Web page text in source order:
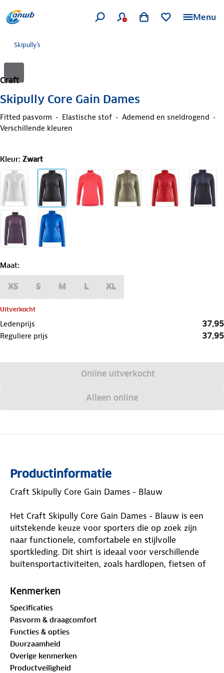
Menu
Skipully's
Craft
Skipully Core Gain Dames
Fitted pasvorm Elastische stof
Ademend en sneldrogend
Verschillende kleuren
Kleur: Zwart
Maat:
XS S M L XL
Uitverkocht
Ledenprijs 37,95
Reguliere prijs 37,95
Online uitverkocht
Alleen online
Productinformatie
Craft Skipully Core Gain Dames - Blauw
Het Craft Skipully Core Gain Dames - Blauw is een
uitstekende keuze voor sporters die op zoek zijn
naar functionele, comfortabele en stijlvolle
sportkleding. Dit shirt is ideaal voor verschillende
buitensportactiviteiten, zoals hardlopen, fietsen of
warmte, ademend vermogen en bewegingsvrijheid.
Kenmerken van het Craft Skipully Core Gain Dames
- Blauw
Kenmerken
Specificaties
Pasvorm & draagcomfort
Functies & opties
Duurzaamheid
Overige kenmerken
Productveiligheid